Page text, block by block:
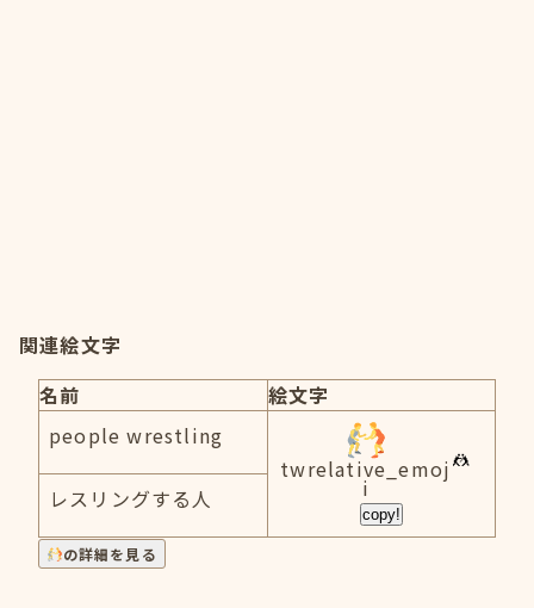
関連絵文字
名前
絵文字
people wrestling
twrelative_emoj
i
copy!
レスリングする人
の詳細を見る